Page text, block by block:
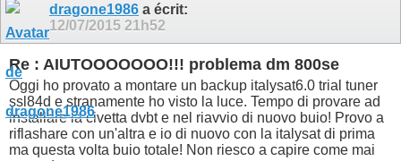
dragone1986 a écrit:
12/07/2015 21h52
Re : AIUTOOOOOOO!!! problema dm 800se
Oggi ho provato a montare un backup italysat6.0 trial tuner
ssl84d e stranamente ho visto la luce. Tempo di provare ad
installare la civetta dvbt e nel riavvio di nuovo buio! Provo a
riflashare con un'altra e io di nuovo con la italysat di prima
ma questa volta buio totale! Non riesco a capire come mai